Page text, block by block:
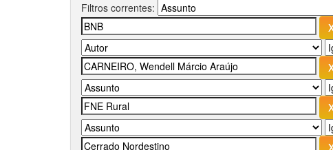
Filtros correntes: